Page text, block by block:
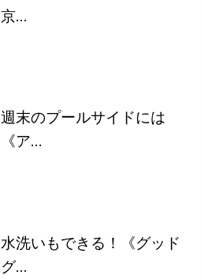
京...
週末のプールサイドには
《ア...
水洗いもできる！《グッド
グ...